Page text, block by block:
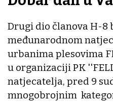
Drugi dio članova H-8
međunarodnom
urbanima plesovima
u organizaciji PK
natjecatelja, pred 9
mnogobrojnim